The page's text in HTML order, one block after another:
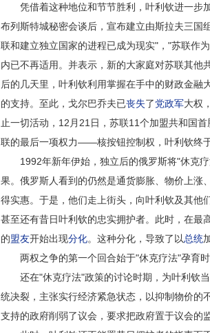
凭借着这种地位和节节胜利，叶利钦进一步加
布列斯特城秘密会谈后，宣布建立由斯拉夫三国
联和建立独立国家的进程已成为现实"，"苏联作为
内已不再适用。并表示，新的大家庭对苏联其
后的几天里，叶利钦利用掌握在手中的财政金
的支持。至此，戈尔巴乔夫已丧失了党政军大权
止一切活动，12月21日，苏联11个加盟共和国首
联的最后一项权力——核按钮控制权，叶利钦终
1992年新年伊始，独立后的俄罗斯将"休克疗
果。俄罗斯人看到的仍然是通货膨胀、物价上涨
得实惠。于是，他们走上街头，向叶利钦及其他
甚至还有昔日叶利钦的忠实拥护者。此时，在最
的盟友开始出现分化。这种分化，导致了以总统
两权之争的第一个回合始于"休克疗法"孕育时
还在"休克疗法"政策的讨论时期，为叶利钦当
统决裂，主张实行经济紧急状态，以抑制物价的
支持的政府削弱了议会，要求把政府置于议会的